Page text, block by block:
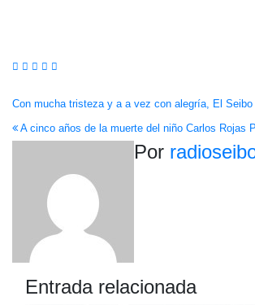
Navegación
de
entradas
Con mucha tristeza y a a vez con alegría, El
A cinco años de la muerte del niño Carlos Rojas
Por
Entrada relacionada